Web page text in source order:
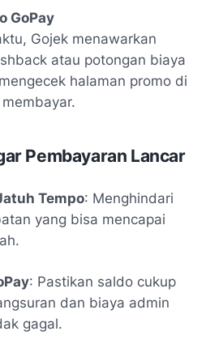
GoPay
Gojek menawarkan
atau potongan biaya
halaman promo di
Pembayaran Lancar
Tempo: Menghindari
yang bisa mencapai
: Pastikan saldo cukup
dan biaya admin
gagal.